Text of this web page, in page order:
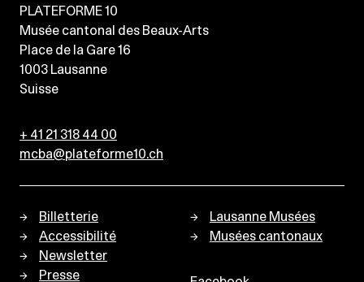
PLATEFORME 10
Musée cantonal des Beaux-Arts
Place de la Gare 16
1003 Lausanne
Suisse
+ 41 21 318 44 00
mcba@plateforme10.ch
Billetterie
Accessibilité
Newsletter
Presse
Lausanne Musées
Musées cantonaux